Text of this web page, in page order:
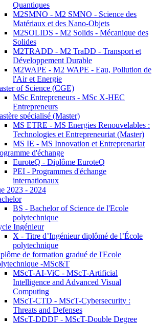
Quantiques
M2SMNO - M2 SMNO - Science des
Matériaux et des Nano-Objets
M2SOLIDS - M2 Solids - Mécanique des
Solides
M2TRADD - M2 TraDD - Transport et
Développement Durable
M2WAPE - M2 WAPE - Eau, Pollution de
l'Air et Energie
of Science (CGE)
MSc Entrepreneurs - MSc X-HEC
Entrepreneurs
spécialisé (Master)
MS ETRE - MS Energies Renouvelables :
Technologies et Entrepreneuriat (Master)
MS IE - MS Innovation et Entreprenariat
d'échange
EuroteQ - Diplôme EuroteQ
PEI - Programmes d'échange
internationaux
2023 - 2024
BS - Bachelor of Science de l'Ecole
polytechnique
Ingénieur
X - Titre d’Ingénieur diplômé de l’École
polytechnique
de formation gradué de l'Ecole
-MSc&T
MScT-AI-ViC - MScT-Artificial
Intelligence and Advanced Visual
Computing
MScT-CTD - MScT-Cybersecurity :
Threats and Defenses
MScT-DDDF - MScT-Double Degree